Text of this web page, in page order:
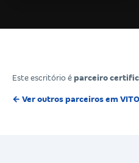
Este escritório é parceiro
← Ver outros parceiros em